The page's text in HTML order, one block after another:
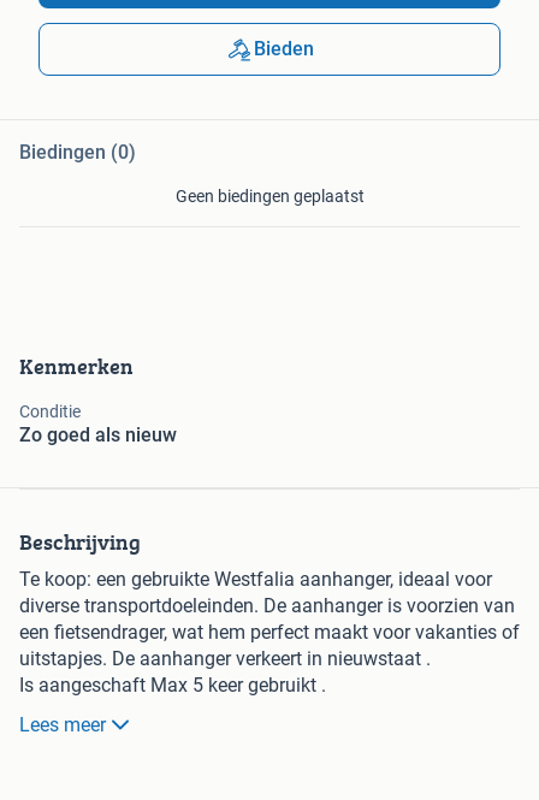
Kenmerken
Conditie
Zo goed als nieuw
Beschrijving
Te koop: een gebruikte Westfalia aanhanger, ideaal voor
diverse transportdoeleinden. De aanhanger is voorzien van
een fietsendrager, wat hem perfect maakt voor vakanties of
uitstapjes. De aanhanger verkeert in nieuwstaat .
Is aangeschaft Max 5 keer gebruikt .
En droog gestald op zolder .
Op foto te zien iets stoffig
Lees meer
Bieden
Biedingen (0)
Geen biedingen geplaatst